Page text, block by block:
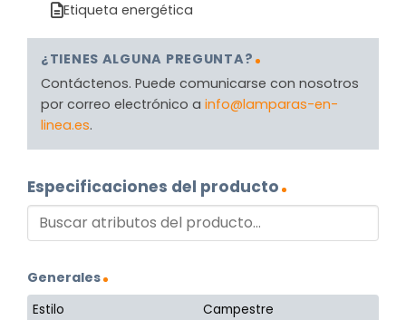
Etiqueta energética
¿TIENES ALGUNA PREGUNTA?
Contáctenos. Puede comunicarse con nosotros
por correo electrónico a info@lamparas-en-
linea.es.
Especificaciones del producto
Generales
Estilo Campestre